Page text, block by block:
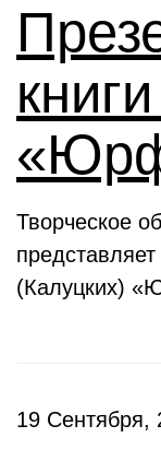
Творческое
(Калуцких)
19 Сентября,